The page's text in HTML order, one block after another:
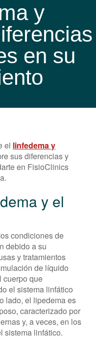
y
en su
el linfedema y
sus diferencias y
en FisioClinics
y el
condiciones de
debido a su
y tratamientos
de líquido
cuerpo que
el sistema linfático
lado, el lipedema es
caracterizado por
y, a veces, en los
sistema linfático.